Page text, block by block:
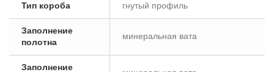
Тип короба гнутый профиль
Заполнение
полотна
минеральная вата
Заполнение